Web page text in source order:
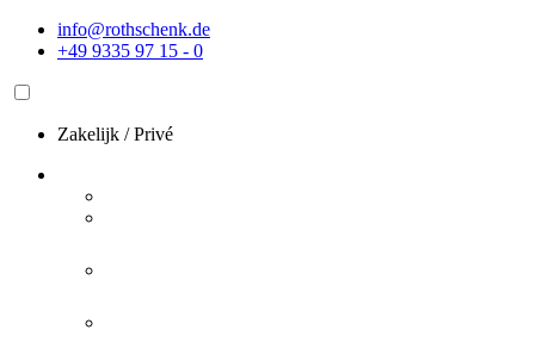
naar
inhoud
info@rothschenk.de
+49 9335 97 15 - 0
Zakelijk /Privé